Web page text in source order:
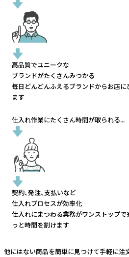
高品質でユニークな
ブランドがたくさんみつかる
毎日どんどんふえるブランドからお店に
ます
仕入れ作業にたくさん時間が取られる...
契約、発注、支払いなど
仕入れプロセスが効率化
仕入れにまつわる業務がワンストップで
っと時間を割けます
他にはない商品を簡単に見つけて手軽に注文